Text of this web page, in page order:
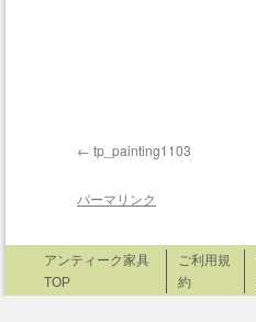
tp_painting1103
パーマリンク
アンティーク家具
TOP
ご利用規
約